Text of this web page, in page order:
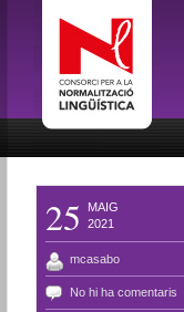
25
MAIG
2021
mcasabo
No hi ha comentaris